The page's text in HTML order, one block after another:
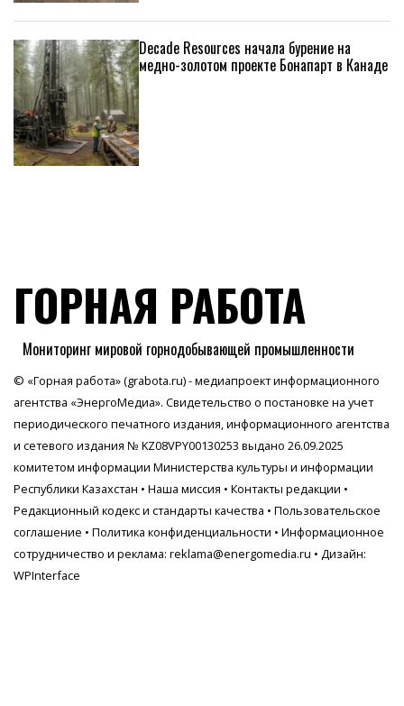
Decade Resources начала бурение на
медно-золотом проекте Бонапарт в Канаде
ГОРНАЯ РАБОТА
Мониторинг мировой горнодобывающей промышленности
© «Горная работа» (grabota.ru) - медиапроект информационного
агентства «ЭнергоМедиа». Свидетельство о постановке на учет
периодического печатного издания, информационного агентства
и сетевого издания № KZ08VPY00130253 выдано 26.09.2025
комитетом информации Министерства культуры и информации
Республики Казахстан • Наша миссия • Контакты редакции •
Редакционный кодекс и стандарты качества • Пользовательское
соглашение • Политика конфиденциальности • Информационное
сотрудничество и реклама: reklama@energomedia.ru • Дизайн:
WPInterface